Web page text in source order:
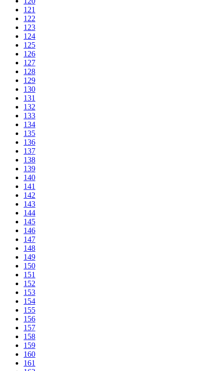
121
122
123
124
125
126
127
128
129
130
131
132
133
134
135
136
137
138
139
140
141
142
143
144
145
146
147
148
149
150
151
152
153
154
155
156
157
158
159
160
161